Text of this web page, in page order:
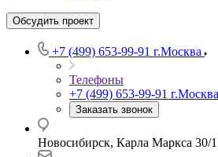
Обсудить проект
+7 (499) 653-99-91 г.Москва
Телефоны
+7 (499) 653-99-91 г.Москва
Заказать звонок
Новосибирск, Карла Маркса 30/1